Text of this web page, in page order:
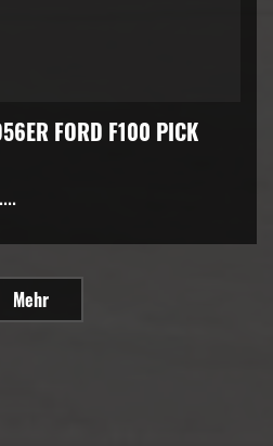
FORD F100 PICK
Mehr